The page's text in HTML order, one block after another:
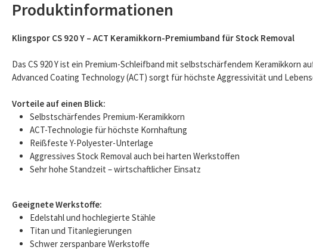
Produktinformationen
Klingspor CS 920 Y – ACT Keramikkorn-Premiumband für Stock Removal
Das CS 920 Y ist ein Premium-Schleifband mit selbstschärfendem Keramikkorn
Advanced Coating Technology (ACT) sorgt für höchste Aggressivität und
Vorteile auf einen Blick:
Selbstschärfendes Premium-Keramikkorn
ACT-Technologie für höchste Kornhaftung
Reißfeste Y-Polyester-Unterlage
Aggressives Stock Removal auch bei harten Werkstoffen
Sehr hohe Standzeit – wirtschaftlicher Einsatz
Geeignete Werkstoffe:
Edelstahl und hochlegierte Stähle
Titan und Titanlegierungen
Schwer zerspanbare Werkstoffe